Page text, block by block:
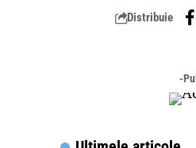
Distribuie
-